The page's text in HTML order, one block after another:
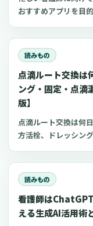
おすすめアプリを目
心電図学習、シフト
リをまとめました。
読みもの
点滴ルート交換は
ング・固定・点滴
版】
点滴ルート交換は何
方活栓、ドレッシン
読みもの
看護師は
える生成AI活用術